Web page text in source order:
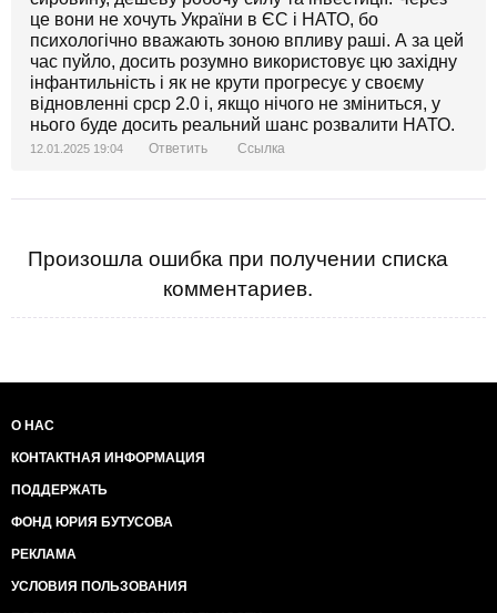
це вони не хочуть України в ЄС і НАТО, бо
психологічно вважають зоною впливу раші. А за цей
час пуйло, досить розумно використовує цю західну
інфантильність і як не крути прогресує у своєму
відновленні срср 2.0 і, якщо нічого не зміниться, у
нього буде досить реальний шанс розвалити НАТО.
12.01.2025 19:04 Ответить Ссылка
Произошла ошибка при получении списка
комментариев.
О НАС
КОНТАКТНАЯ ИНФОРМАЦИЯ
ПОДДЕРЖАТЬ
ФОНД ЮРИЯ БУТУСОВА
РЕКЛАМА
УСЛОВИЯ ПОЛЬЗОВАНИЯ